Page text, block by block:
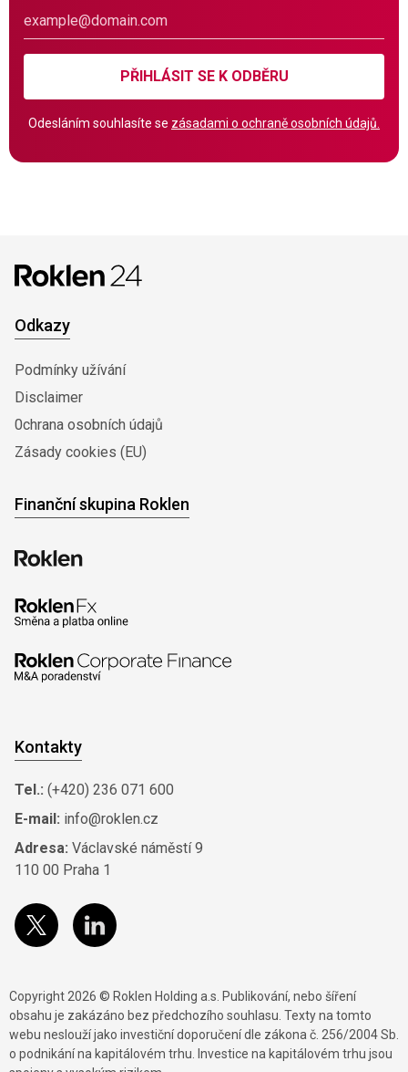
PŘIHLÁSIT SE K ODBĚRU
Odesláním souhlasíte se zásadami o ochraně osobních údajů.
Odkazy
Podmínky užívání
Disclaimer
0chrana osobních údajů
Zásady cookies (EU)
Finanční skupina Roklen
Kontakty
Tel.: (+420) 236 071 600
E-mail: info@roklen.cz
Adresa: Václavské náměstí 9
110 00 Praha 1
Copyright 2026 © Roklen Holding a.s. Publikování, nebo šíření
obsahu je zakázáno bez předchozího souhlasu. Texty na tomto
webu neslouží jako investiční doporučení dle zákona č. 256/2004 Sb.
o podnikání na kapitálovém trhu. Investice na kapitálovém trhu jsou